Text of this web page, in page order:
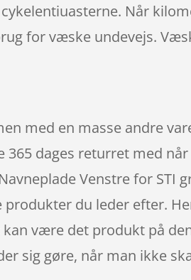
Når
for væske undevejs.
med en masse andre
dages returret med
Venstre for STI
produkter du leder efter.
være det produkt på
sig gøre, når man ikke